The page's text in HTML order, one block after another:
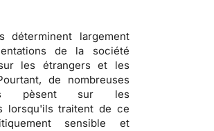
déterminent largement
de la société
les étrangers et les
de nombreuses
pèsent sur les
lorsqu'ils traitent de ce
sensible et